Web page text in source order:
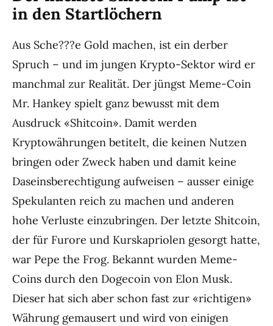
in den Startlöchern
Aus Sche???e Gold machen, ist ein derber
Spruch – und im jungen Krypto-Sektor wird er
manchmal zur Realität. Der jüngst Meme-Coin
Mr. Hankey spielt ganz bewusst mit dem
Ausdruck «Shitcoin». Damit werden
Kryptowährungen betitelt, die keinen Nutzen
bringen oder Zweck haben und damit keine
Daseinsberechtigung aufweisen – ausser einige
Spekulanten reich zu machen und anderen
hohe Verluste einzubringen. Der letzte Shitcoin,
der für Furore und Kurskapriolen gesorgt hatte,
war Pepe the Frog. Bekannt wurden Meme-
Coins durch den Dogecoin von Elon Musk.
Dieser hat sich aber schon fast zur «richtigen»
Währung gemausert und wird von einigen